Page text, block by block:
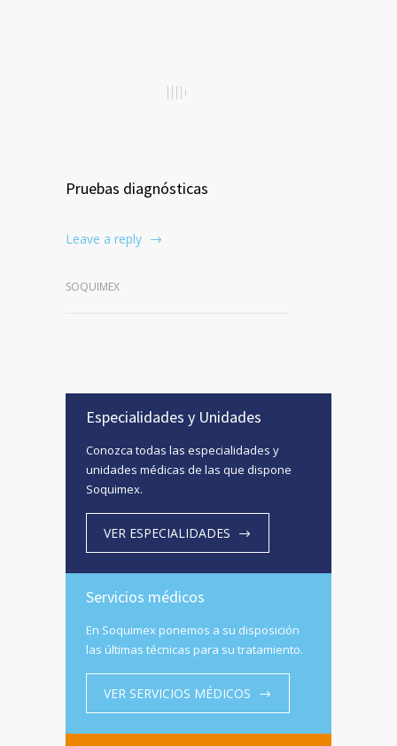
Pruebas diagnósticas
Leave a reply
SOQUIMEX
Especialidades y Unidades
Conozca todas las especialidades y
unidades médicas de las que dispone
Soquimex.
VER ESPECIALIDADES
Servicios médicos
En Soquimex ponemos a su disposición
las últimas técnicas para su tratamiento.
VER SERVICIOS MÉDICOS